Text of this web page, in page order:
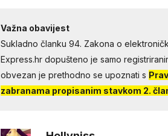
Važna obavijest
Sukladno članku 94. Zakona o
Express.hr dopušteno je samo
obvezan je prethodno se upoznati s
zabranama propisanim stavkom 2.